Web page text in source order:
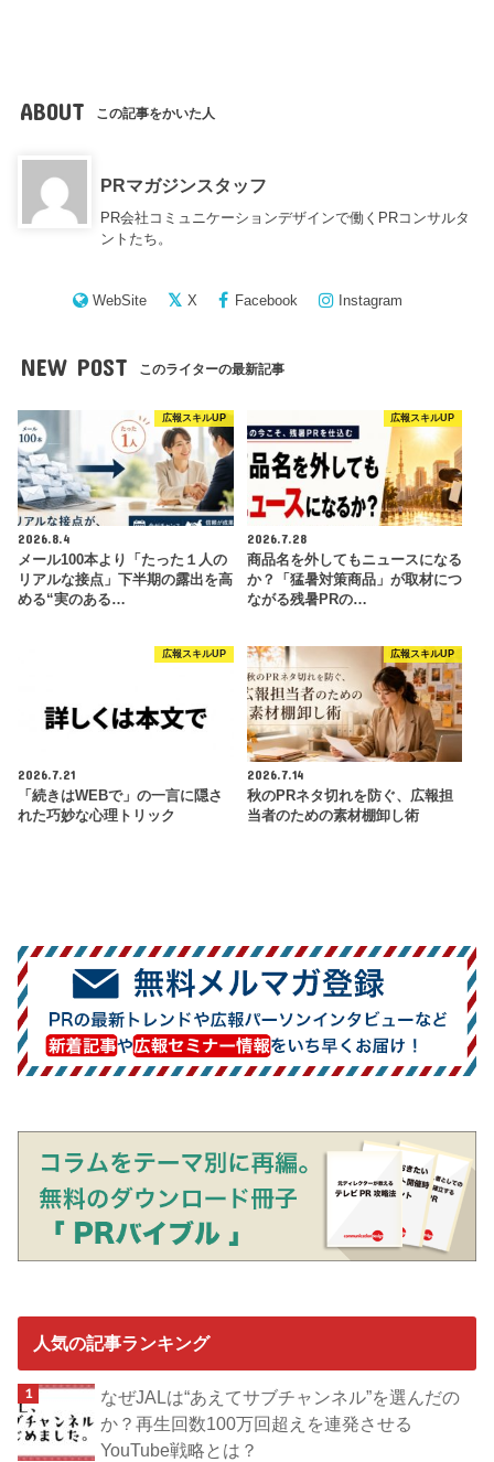
ABOUT この記事をかいた人
PRマガジンスタッフ
PR会社コミュニケーションデザインで働くPRコンサルタ
ントたち。
WebSite X Facebook Instagram
NEW POST このライターの最新記事
広報スキルUP
2026.8.4
メール100本より「たった１人の
リアルな接点」下半期の露出を高
める“実のある…
広報スキルUP
2026.7.28
商品名を外してもニュースになる
か？「猛暑対策商品」が取材につ
ながる残暑PRの…
広報スキルUP
2026.7.21
「続きはWEBで」の一言に隠さ
れた巧妙な心理トリック
広報スキルUP
2026.7.14
秋のPRネタ切れを防ぐ、広報担
当者のための素材棚卸し術
人気の記事ランキング
なぜJALは“あえてサブチャンネル”を選んだの
か？再生回数100万回超えを連発させる
YouTube戦略とは？